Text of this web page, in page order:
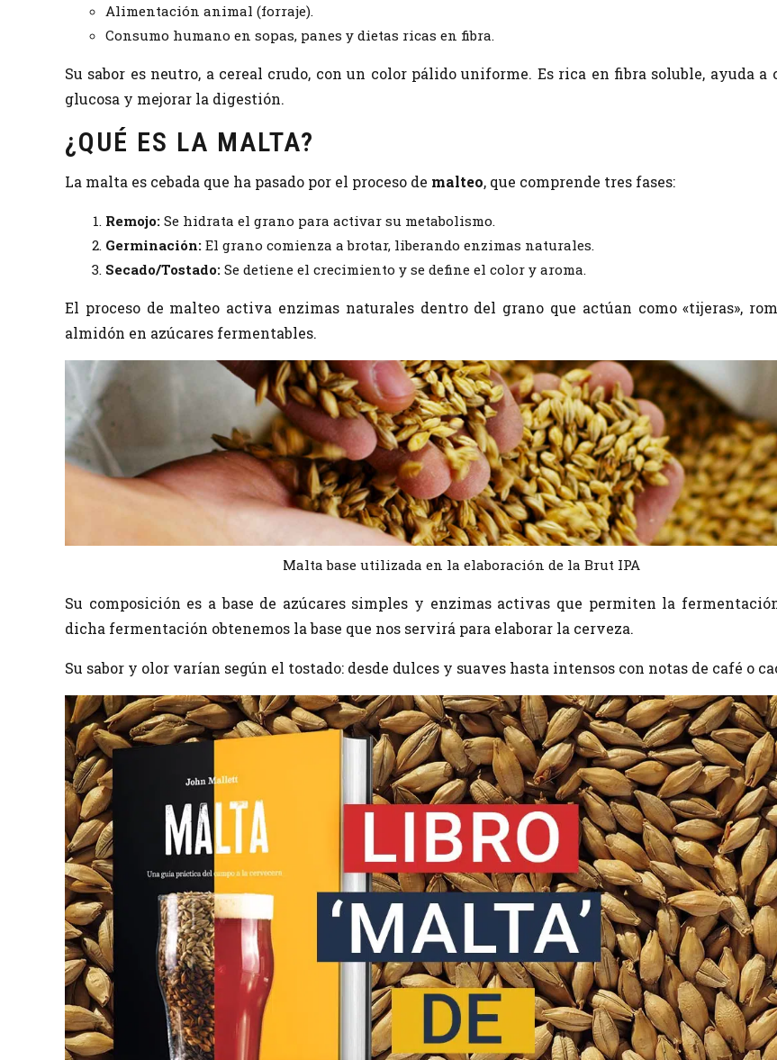
Alimentación animal (forraje).
Consumo humano en sopas, panes y dietas ricas en fibra.
Su sabor es neutro, a cereal crudo, con un color pálido uniforme. Es rica en fibra soluble, ayuda a
glucosa y mejorar la digestión.
¿QUÉ ES LA MALTA?
La malta es cebada que ha pasado por el proceso de malteo, que comprende tres fases:
Remojo: Se hidrata el grano para activar su metabolismo.
Germinación: El grano comienza a brotar, liberando enzimas naturales.
Secado/Tostado: Se detiene el crecimiento y se define el color y aroma.
El proceso de malteo activa enzimas naturales dentro del grano que actúan como «tijeras»,
almidón en azúcares fermentables.
Malta base utilizada en la elaboración de la Brut IPA
Su composición es a base de azúcares simples y enzimas activas que permiten la
dicha fermentación obtenemos la base que nos servirá para elaborar la cerveza.
Su sabor y olor varían según el tostado: desde dulces y suaves hasta intensos con notas de café o